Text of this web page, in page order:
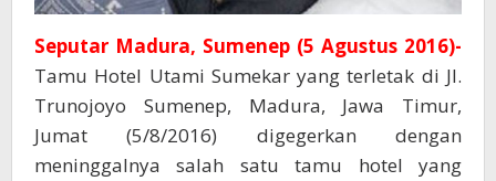
Seputar Madura, Sumenep (5 Agustus 2016)-
Tamu Hotel Utami Sumekar yang terletak di Jl.
Trunojoyo Sumenep, Madura, Jawa Timur,
Jumat (5/8/2016) digegerkan dengan
meninggalnya salah satu tamu hotel yang